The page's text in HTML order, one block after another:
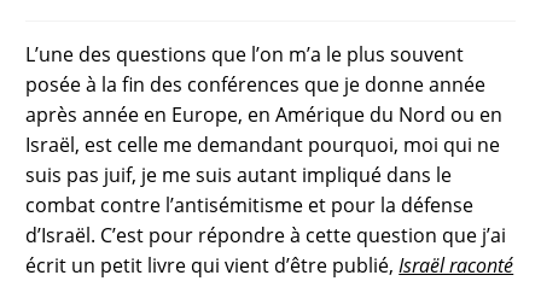
L’une des questions que l’on m’a le plus souvent
posée à la fin des conférences que je donne année
après année en Europe, en Amérique du Nord ou en
Israël, est celle me demandant pourquoi, moi qui ne
suis pas juif, je me suis autant impliqué dans le
combat contre l’antisémitisme et pour la défense
d’Israël. C’est pour répondre à cette question que j’ai
écrit un petit livre qui vient d’être publié,Israël raconté